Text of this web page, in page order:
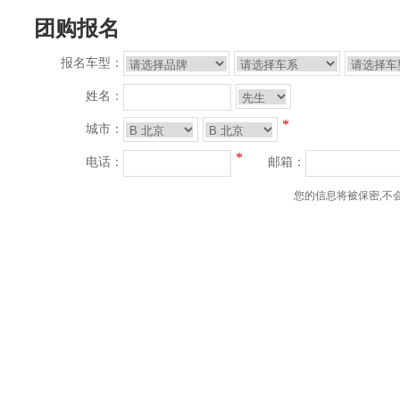
团购报名
报名车型：
姓名：
城市： *
电话： * 邮箱：
您的信息将被保密,不